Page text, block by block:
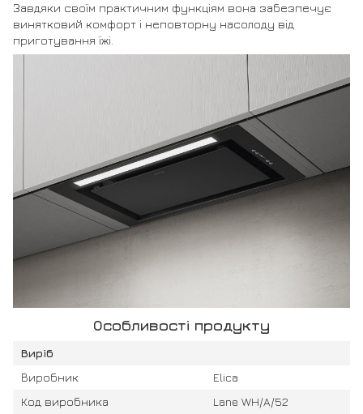
Завдяки своїм практичним функціям вона забезпечує
винятковий комфорт і неповторну насолоду від
приготування їжі.
Особливості продукту
Виріб
Виробник
Elica
Код виробника
Lane WH/A/52